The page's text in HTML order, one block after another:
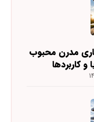
مدرن محبوب
و کاربردها